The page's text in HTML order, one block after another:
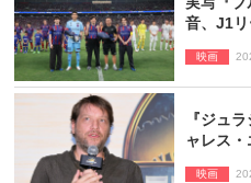
音、J1
映画
『ジュ
ャレス
映画